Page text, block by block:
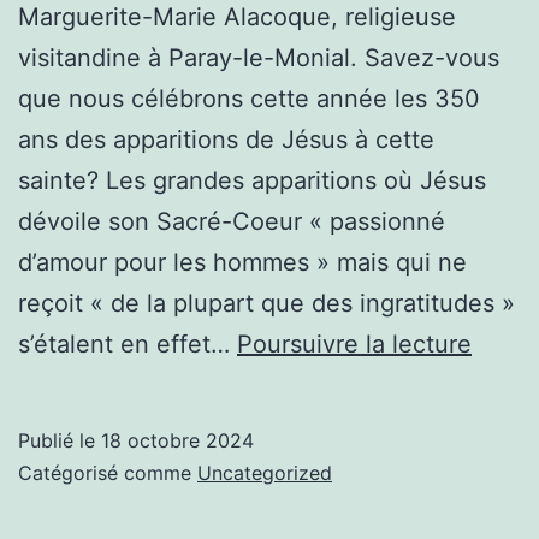
Marguerite-Marie Alacoque, religieuse
visitandine à Paray-le-Monial. Savez-vous
que nous célébrons cette année les 350
ans des apparitions de Jésus à cette
sainte? Les grandes apparitions où Jésus
dévoile son Sacré-Coeur « passionné
d’amour pour les hommes » mais qui ne
reçoit « de la plupart que des ingratitudes »
s’étalent en effet… Poursuivre la lecture
Publié le 18 octobre 2024
Catégorisé comme Uncategorized